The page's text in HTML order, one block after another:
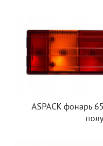
ASPACK фонарь